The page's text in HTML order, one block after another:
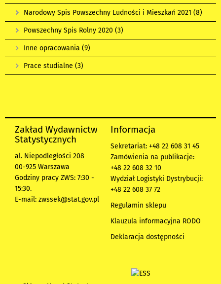
Narodowy Spis Powszechny Ludności i Mieszkań 2021 (8)
Powszechny Spis Rolny 2020 (3)
Inne opracowania (9)
Prace studialne (3)
Zakład Wydawnictw
Statystycznych
al. Niepodległości 208
00-925 Warszawa
Godziny pracy ZWS: 7:30 -
15:30.
E-mail: zwssek@stat.gov.pl
Informacja
Sekretariat: +48 22 608 31 45
Zamówienia na publikacje:
+48 22 608 32 10
Wydział Logistyki Dystrybucji:
+48 22 608 37 72
Regulamin sklepu
Klauzula informacyjna RODO
Deklaracja dostępności